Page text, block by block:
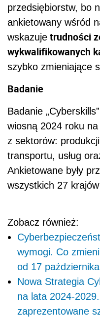
przedsiębiorstw, bo
ankietowany wśród
wskazuje trudności
wykwalifikowanych
szybko zmieniające
Badanie
Badanie
wiosną 2024 roku
z sektorów:
transportu, usług
Ankietowane były
wszystkich 27
Zobacz również:
wymogi. Co
od 17
Nowa Strategia
na lata 2024-
zaprezentowane